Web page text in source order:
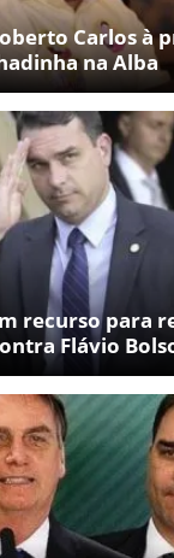
Carlos à
na Alba
recurso para
Flávio